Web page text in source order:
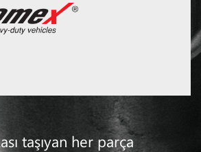
taşıyan her parça